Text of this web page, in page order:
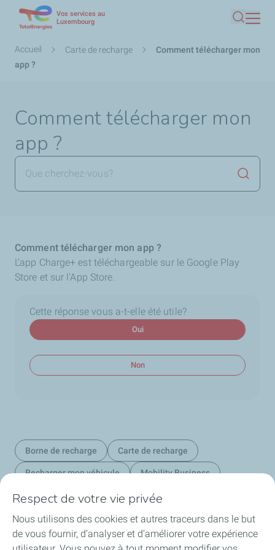
contenu
Vos services au
Luxembourg
Fil
d'Ariane
Accueil Carte de recharge
Comment télécharger mon
app ?
Comment télécharger mon
app ?
Comment télécharger mon app ?
L’app Charge+ est téléchargeable sur le Google Play
Store et sur l’App Store.
Cette réponse vous a-t-elle été utile?
Oui
Non
Borne de recharge Carte de recharge
Recharger mon véhicule Mobility Business
Nos secteurs au Luxembourg
Respect de votre vie privée
Nous utilisons des cookies et autres traceurs dans le but
de vous fournir, d’analyser et d’améliorer votre expérience